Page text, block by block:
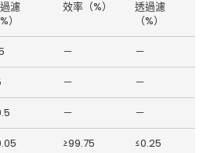
濾
）
效率（%）
透過濾
（%）
－ －
－ －
－ －
≥99.75 ≤0.25